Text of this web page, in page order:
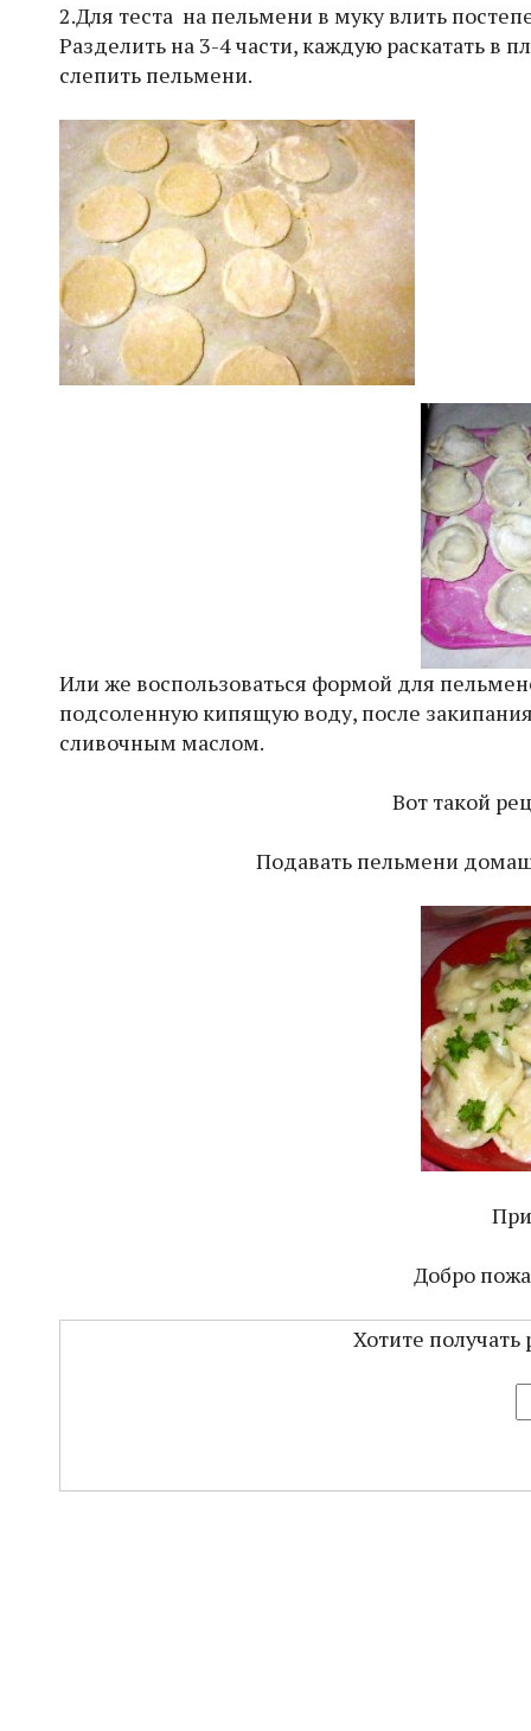
2.Для теста на пельмени в муку влить
Разделить на 3-4 части, каждую раскатать в
слепить пельмени.
Или же воспользоваться формой для
подсоленную кипящую воду, после
сливочным маслом.
Вот такой
Подавать пельмени
Добро
Хотите